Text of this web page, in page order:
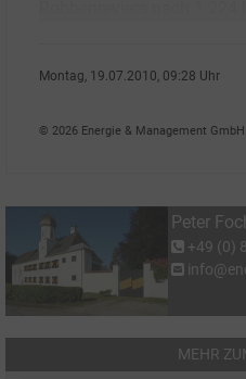
Montag, 19.07.2010, 09:28 Uhr
© 2026 Energie & Management GmbH
Peter
+49 (0)
MEHR